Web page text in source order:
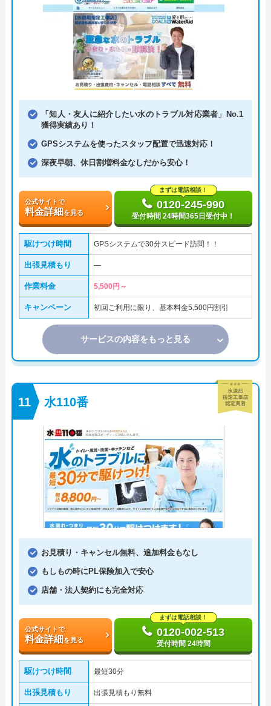
「知人・友人に紹介したい水のトラブル対応業者」No.1
獲得実績あり！
GPSシステムを使ったスタッフ配置で迅速対応！
深夜早朝、休日割増料金なしだから安心！
公式サイトで
料金詳細を見る
まずは電話相談！
0120-245-990
受付時間 24時間365日受付中！
駆けつけ時間 GPSシステムで30分スピード訪問！！
出張見積もり ―
作業料金 5,500円～
キャンペーン 初回ご利用に限り、基本料金5,500円割引
サービスの内容をもっと見る
水110番
お見積り・キャンセル無料、追加料金もなし
もしもの時にPL保険加入で安心
店舗・法人契約にも完全対応
公式サイトで
料金詳細を見る
まずは電話相談！
0120-002-513
受付時間 24時間
駆けつけ時間 最短30分
出張見積もり 出張見積もり無料